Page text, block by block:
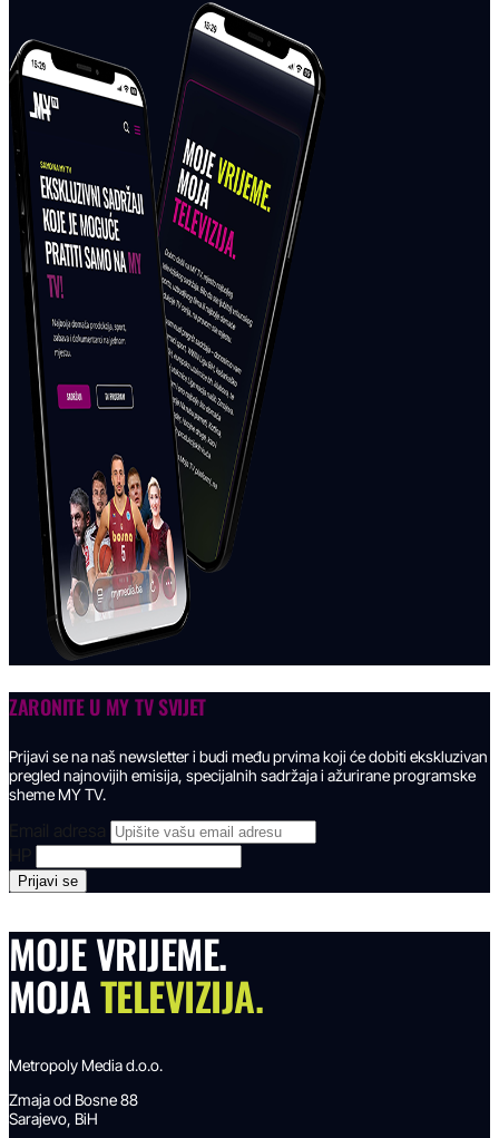
ZARONITE U MY TV SVIJET
Prijavi se na naš newsletter i budi među prvima koji će dobiti ekskluzivan
pregled najnovijih emisija, specijalnih sadržaja i ažurirane programske
sheme MY TV.
Email adresa
MOJE VRIJEME.
MOJATELEVIZIJA.
Metropoly Media d.o.o.
Zmaja od Bosne 88
Sarajevo, BiH